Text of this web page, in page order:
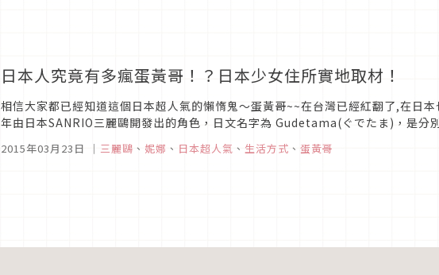
日本人究竟有多瘋蛋黃哥！？日本少女住所實地取材！
相信大家都已經知道這個日本超人氣的懶惰鬼～蛋黃哥~~在台灣已經紅翻了,在日
年由日本SANRIO三麗鷗開發出的角色，日文名字為 Gudetama(ぐでたま)，是分
2015年03月23日 ｜ 三麗鷗 、 妮娜 、 日本超人氣 、 生活方式 、 蛋黃哥